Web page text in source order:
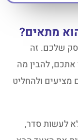
מתאים?
שלכם. זה
אתכם, להבין מה
מציעים ולהחליט
לעשות סדר,